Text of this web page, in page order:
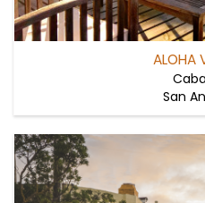
ALOHA
San